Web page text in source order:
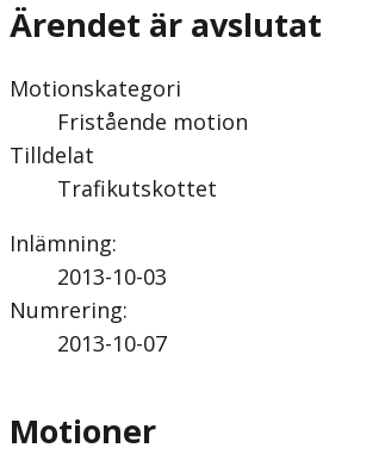
Ärendet är avslutat
Motionskategori
Fristående motion
Tilldelat
Trafikutskottet
Inlämning:
2013-10-03
Numrering:
2013-10-07
Motioner